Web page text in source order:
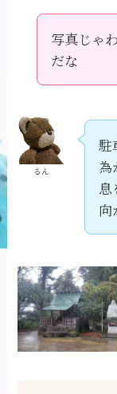
写真じゃ
だな
るん
駐
為
息
向